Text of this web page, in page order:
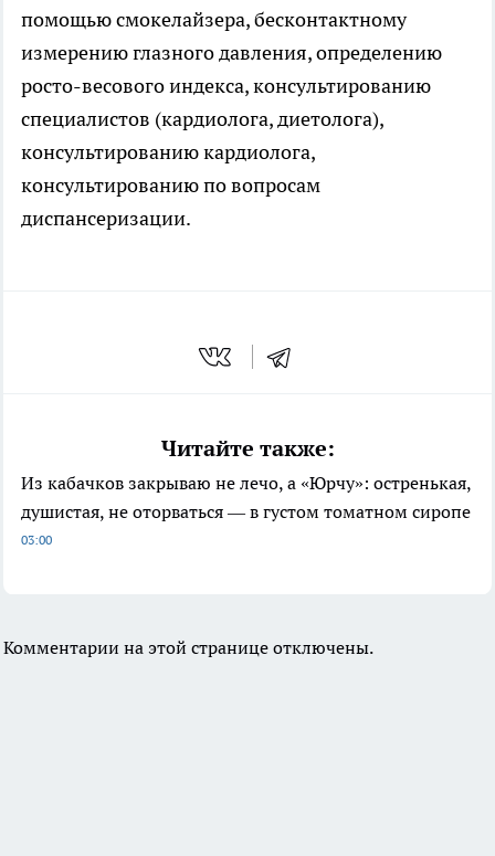
помощью смокелайзера, бесконтактному
измерению глазного давления, определению
росто-весового индекса, консультированию
специалистов (кардиолога, диетолога),
консультированию кардиолога,
консультированию по вопросам
диспансеризации.
Читайте также:
Из кабачков закрываю не лечо, а «Юрчу»: остренькая,
душистая, не оторваться — в густом томатном сиропе
03:00
Комментарии на этой странице отключены.